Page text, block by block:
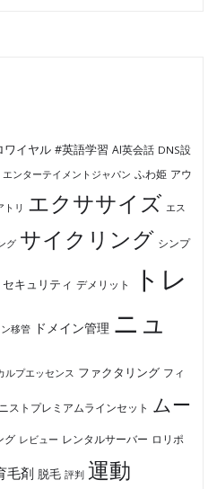
ワイヤル #英語学習 AI英会話 DNS設
ンターテイメントジャパン ふわ姫 アウ
トリ エクササイズ エス
グ サイクリング シンプ
セキュリティ デメリット
トレ
ン移管 ドメイン管理 ニュ
ルプエッセンス ファクタリング フィ
ストプレミアムラインセット ムー
グ レビュー レンタルサーバー ロリポ
毛剤 脱毛 評判 運動